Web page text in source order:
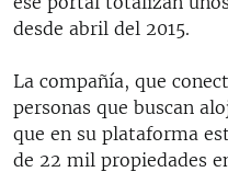
LA INVASIÓN DE RUSIA A
desde abril del 2015.
La compañía, que
personas que buscan
que en su plataforma
de 22 mil propiedades